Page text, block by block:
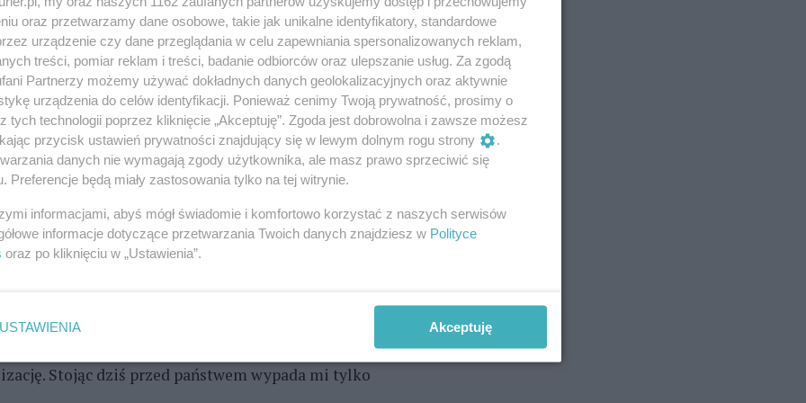
w Szczecinie Politechniki Morskiej, zgodnie
Zbigniew Bogucki zabrał głos
ponadto okolicznościowych
infrastruktury, zachodniopomorskiej kurator
honorowego Ukrainy Henryka Kołodzieja.
państwowe, a także – jak co roku z okazji
Morskiego. Tym razem tytuł trafił do kpt.
i do studentki Zuzanny Raff. Wyróżnienia
Byczek.
zaangażowania wielu z was, co z satysfakcją na
akademickiej rektor dr hab. inż. kpt. ż.w.
poprzeczki coraz wyżej, dążenie do
jestem bardzo dumny. Wczorajsze plany
Stojąc dziś przed państwem wypada mi tylko
oraz przetwarzamy dane osobowe, takie jak unikalne identyfikatory, standardowe
urządzenie czy dane przeglądania w celu zapewniania spersonalizowanych reklam,
treści, pomiar reklam i treści, badanie odbiorców oraz ulepszanie usług. Za zgodą
Partnerzy możemy używać dokładnych danych geolokalizacyjnych oraz aktywnie
urządzenia do celów identyfikacji. Ponieważ cenimy Twoją prywatność, prosimy o
tych technologii poprzez kliknięcie „Akceptuję”. Zgoda jest dobrowolna i zawsze możesz
przycisk ustawień prywatności znajdujący się w lewym dolnym rogu strony
.
danych nie wymagają zgody użytkownika, ale masz prawo sprzeciwić się
Preferencje będą miały zastosowania tylko na tej witrynie.
informacjami, abyś mógł świadomie i komfortowo korzystać z naszych serwisów
informacje dotyczące przetwarzania Twoich danych znajdziesz w Polityce
oraz po kliknięciu w „Ustawienia”.
USTAWIENIA Akceptuję